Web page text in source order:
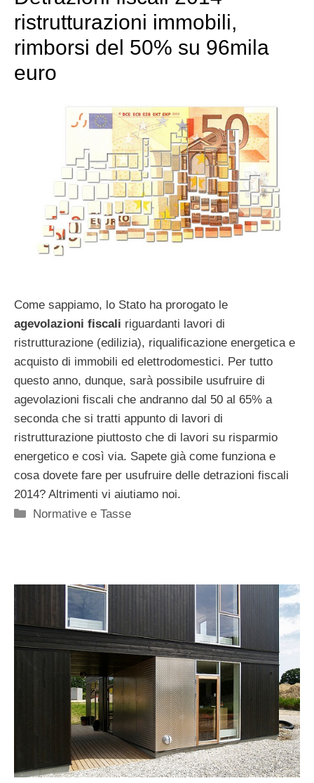
ristrutturazioni immobili,
rimborsi del 50% su 96mila
euro
Come sappiamo, lo Stato ha prorogato le
agevolazioni fiscali riguardanti lavori di
ristrutturazione (edilizia), riqualificazione energetica e
acquisto di immobili ed elettrodomestici. Per tutto
questo anno, dunque, sarà possibile usufruire di
agevolazioni fiscali che andranno dal 50 al 65% a
seconda che si tratti appunto di lavori di
ristrutturazione piuttosto che di lavori su risparmio
energetico e così via. Sapete già come funziona e
cosa dovete fare per usufruire delle detrazioni fiscali
2014? Altrimenti vi aiutiamo noi.
Categorie
Normative e Tasse